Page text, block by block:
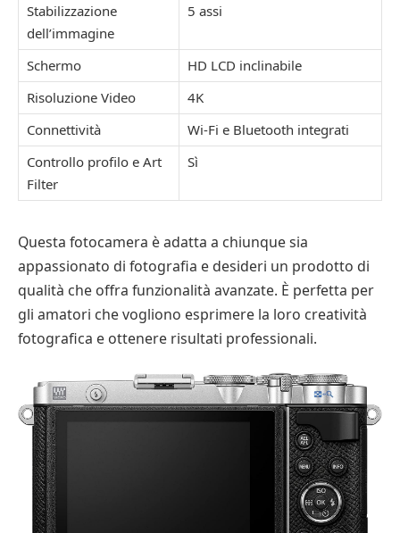
Stabilizzazione
dell’immagine
5 assi
Schermo
HD LCD inclinabile
Risoluzione Video
4K
Connettività
Wi-Fi e Bluetooth integrati
Controllo profilo e Art
Filter
Sì
Questa fotocamera è adatta a chiunque sia
appassionato di fotografia e desideri un prodotto di
qualità che offra funzionalità avanzate. È perfetta per
gli amatori che vogliono esprimere la loro creatività
fotografica e ottenere risultati professionali.